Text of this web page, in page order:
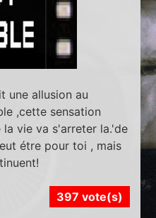
une allusion au
,cette sensation
vie va s'arreter la.'de
étre pour toi , mais
397 vote(s)